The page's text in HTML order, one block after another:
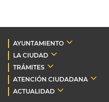
AYUNTAMIENTO
LA CIUDAD
TRÁMITES
ATENCIÓN CIUDADANA
ACTUALIDAD